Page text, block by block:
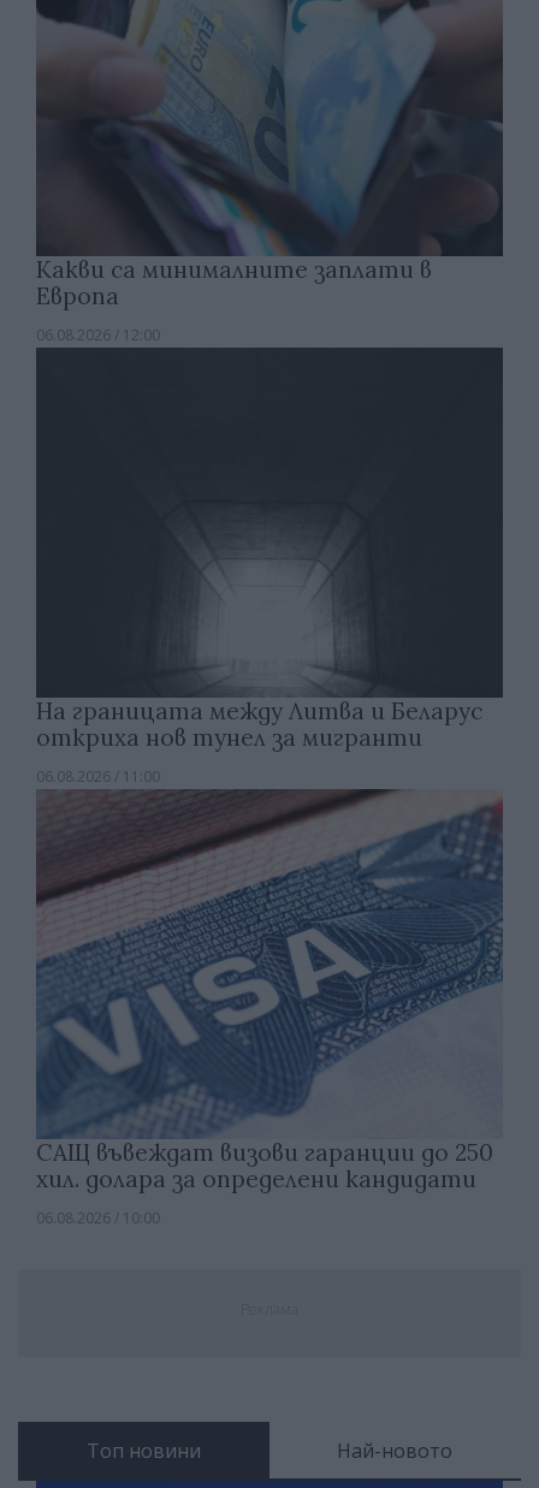
Какви са минималните заплати в
Европа
06.08.2026 / 12:00
На границата между Литва и Беларус
откриха нов тунел за мигранти
06.08.2026 / 11:00
САЩ въвеждат визови гаранции до 250
хил. долара за определени кандидати
06.08.2026 / 10:00
Топ новини Най-новото